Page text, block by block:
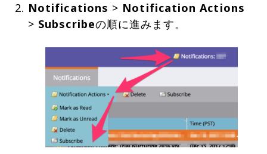
Notifications > Notification Actions
> Subscribe